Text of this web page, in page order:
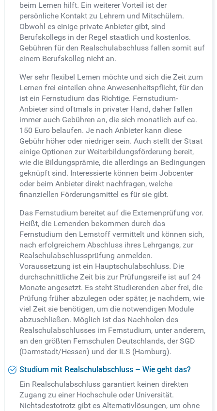
beim Lernen hilft. Ein weiterer Vorteil ist der
persönliche Kontakt zu Lehrern und Mitschülern.
Obwohl es einige private Anbieter gibt, sind
Berufskollegs in der Regel staatlich und kostenlos.
Gebühren für den Realschulabschluss fallen somit auf
einem Berufskolleg nicht an.
Wer sehr flexibel Lernen möchte und sich die Zeit zum
Lernen frei einteilen ohne Anwesenheitspflicht, für den
ist ein Fernstudium das Richtige. Fernstudium-
Anbieter sind oftmals in privater Hand, daher fallen
immer auch Gebühren an, die sich monatlich auf ca.
150 Euro belaufen. Je nach Anbieter kann diese
Gebühr höher oder niedriger sein. Auch stellt der Staat
einige Optionen zur Weiterbildungsförderung bereit,
wie die Bildungsprämie, die allerdings an Bedingungen
geknüpft sind. Interessierte können beim Jobcenter
oder beim Anbieter direkt nachfragen, welche
finanziellen Förderungsmittel es für sie gibt.
Das Fernstudium bereitet auf die Externenprüfung vor.
Heißt, die Lernenden bekommen durch das
Fernstudium den Lernstoff vermittelt und können sich,
nach erfolgreichem Abschluss ihres Lehrgangs, zur
Realschulabschlussprüfung anmelden.
Voraussetzung ist ein Hauptschulabschluss. Die
durchschnittliche Zeit bis zur Prüfungsreife ist auf 24
Monate angesetzt. Es steht Studierenden aber frei, die
Prüfung früher abzulegen oder später, je nachdem, wie
viel Zeit sie benötigen, um die notwendigen Module
abzuschließen. Möglich ist das Nachholen des
Realschulabschlusses im Fernstudium, unter anderem,
an den größten Fernschulen Deutschlands, der SGD
(Darmstadt/Hessen) und der ILS (Hamburg).
Studium mit Realschulabschluss – Wie geht das?
Ein Realschulabschluss garantiert keinen direkten
Zugang zu einer Hochschule oder Universität.
Nichtsdestotrotz gibt es Alternativlösungen, um ohne